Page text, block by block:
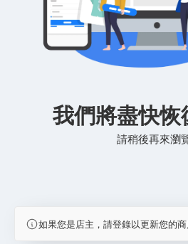
我們將盡快恢
請稍後再來瀏覽
如果您是店主，請登錄以更新您的商